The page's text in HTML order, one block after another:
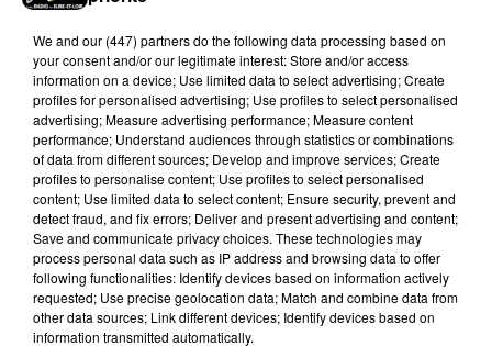
Quatre blessés dont un grave dans un
accident sur l'A10
Le choc a eu lieu dans la matinée, vendredi 7 août à
hauteur de Sainville en direction d'Orléans.
A LA UNE Voir plus
We and our (447) partnersdo the following data processing based on
your consent and/or our legitimate interest: Store and/or access
information on a device; Use limited data to select advertising; Create
profiles for personalised advertising; Use profiles to select personalised
advertising; Measure advertising performance; Measure content
performance; Understand audiences through statistics or combinations
of data from different sources; Develop and improve services; Create
profiles to personalise content; Use profiles to select personalised
content; Use limited data to select content; Ensure security, prevent and
detect fraud, and fix errors; Deliver and present advertising and content;
Save and communicate privacy choices. These technologies may
process personal data such as IP address and browsing data to offer
following functionalities: Identify devices based on information actively
requested; Use precise geolocation data; Match and combine data from
other data sources; Link different devices; Identify devices based on
information transmitted automatically.